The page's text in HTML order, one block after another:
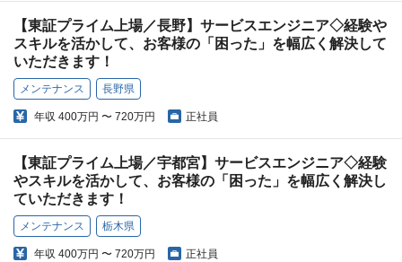
【東証プライム上場／長野】サービスエンジニア◇経験や
スキルを活かして、お客様の「困った」を幅広く解決して
いただきます！
メンテナンス 長野県
年収 400万円 〜 720万円 正社員
【東証プライム上場／宇都宮】サービスエンジニア◇経験
やスキルを活かして、お客様の「困った」を幅広く解決し
ていただきます！
メンテナンス 栃木県
年収 400万円 〜 720万円 正社員